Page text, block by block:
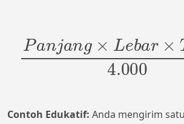
Panjang ×L ebar× Ti n
4.000=Berat
Contoh Edukatif: Anda mengirim